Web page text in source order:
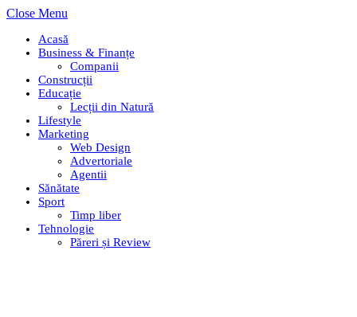
Close Menu
Acasă
Business & Finanțe
Companii
Construcții
Educație
Lecții din Natură
Lifestyle
Marketing
Web Design
Advertoriale
Agentii
Sănătate
Sport
Timp liber
Tehnologie
Păreri și Review